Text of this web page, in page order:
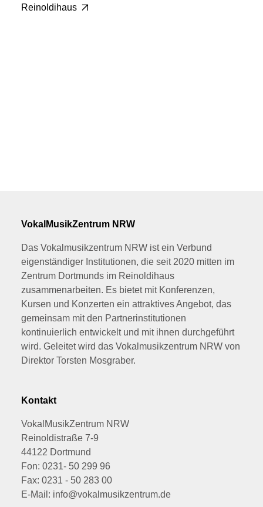
Reinoldihaus
VokalMusikZentrum NRW
Das Vokalmusikzentrum NRW ist ein Verbund
eigenständiger Institutionen, die seit 2020 mitten im
Zentrum Dortmunds im Reinoldihaus
zusammenarbeiten. Es bietet mit Konferenzen,
Kursen und Konzerten ein attraktives Angebot, das
gemeinsam mit den Partnerinstitutionen
kontinuierlich entwickelt und mit ihnen durchgeführt
wird. Geleitet wird das Vokalmusikzentrum NRW von
Direktor Torsten Mosgraber.
Kontakt
VokalMusikZentrum NRW
Reinoldistraße 7-9
44122 Dortmund
Fon: 0231- 50 299 96
Fax: 0231 - 50 283 00
E-Mail: info@vokalmusikzentrum.de